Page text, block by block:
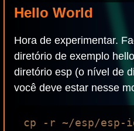
Hello World
Hora de experimentar.
diretório de exemplo
diretório esp (o nível de
você deve estar nesse
cp -r ~/esp/esp-